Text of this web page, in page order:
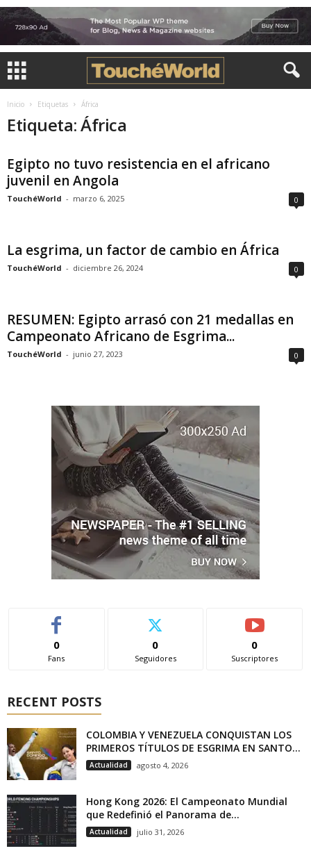
Inicio Etiquetas África
Etiqueta: África
Egipto no tuvo resistencia en el africano
juvenil en Angola
TouchéWorld - marzo 6, 2025 0
La esgrima, un factor de cambio en África
TouchéWorld - diciembre 26, 2024 0
RESUMEN: Egipto arrasó con 21 medallas en
Campeonato Africano de Esgrima...
TouchéWorld - junio 27, 2023 0
0
Fans
0
Seguidores
0
Suscriptores
RECENT POSTS
COLOMBIA Y VENEZUELA CONQUISTAN LOS
PRIMEROS TÍTULOS DE ESGRIMA EN SANTO...
Actualidad agosto 4, 2026
Hong Kong 2026: El Campeonato Mundial
que Redefinió el Panorama de...
Actualidad julio 31, 2026